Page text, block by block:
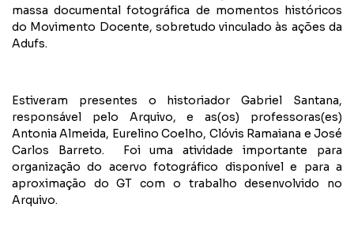
massa documental fotográfica de momentos históricos
do Movimento Docente, sobretudo vinculado às ações da
Adufs.
Estiveram presentes o historiador Gabriel Santana,
responsável pelo Arquivo, e as(os) professoras(es)
Antonia Almeida, Eurelino Coelho, Clóvis Ramaiana e José
Carlos Barreto. Foi uma atividade importante para
organização do acervo fotográfico disponível e para a
aproximação do GT com o trabalho desenvolvido no
Arquivo.